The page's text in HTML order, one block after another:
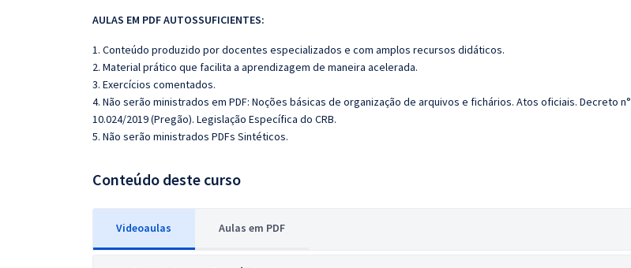
AULAS EM PDF AUTOSSUFICIENTES:
1. Conteúdo produzido por docentes especializados e com amplos recursos didáticos.
2. Material prático que facilita a aprendizagem de maneira acelerada.
3. Exercícios comentados.
4. Não serão ministrados em PDF: Noções básicas de organização de arquivos e fichários. Atos oficiais. Decreto n°
10.024/2019 (Pregão). Legislação Específica do CRB.
5. Não serão ministrados PDFs Sintéticos.
Conteúdo deste curso
Videoaulas Aulas em PDF